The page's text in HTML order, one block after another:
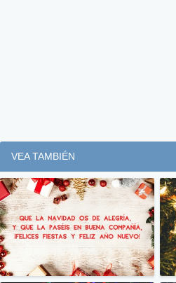
VEA TAMBIÉN